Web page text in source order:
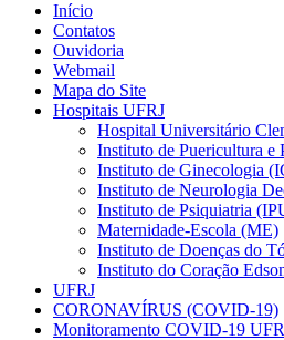
Início
Contatos
Ouvidoria
Webmail
Mapa do Site
Hospitais UFRJ
Hospital Universitário
Instituto de Puericultura e
Instituto de Ginecologia
Instituto de Neurologia
Instituto de Psiquiatria
Maternidade-Escola (ME)
Instituto de Doenças do
Instituto do Coração
UFRJ
CORONAVÍRUS (COVID-19)
Monitoramento COVID-19